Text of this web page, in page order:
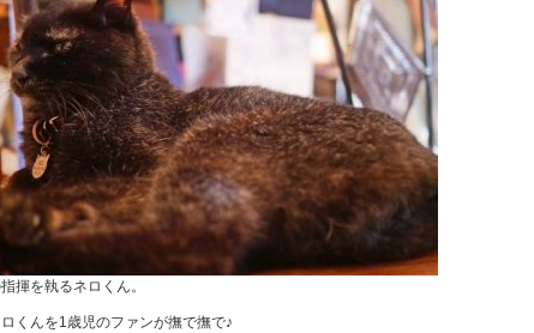
揮を執るネロくん。
くんを1歳児のファンが撫で撫で♪